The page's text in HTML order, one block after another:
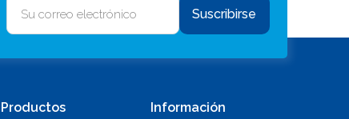
Suscribirse
Productos Información